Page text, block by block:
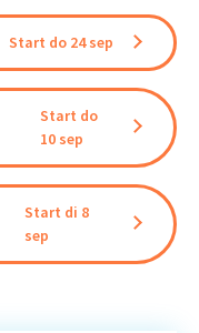
Start do 24 sep
Start do
10 sep
Start di 8
sep